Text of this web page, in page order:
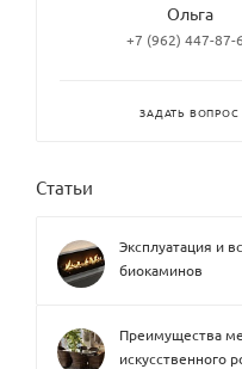
Ольга
+7 (962) 447-87-
ЗАДАТЬ ВОПРОС
Статьи
Эксплуатация и
биокаминов
Преимущества
искусственного